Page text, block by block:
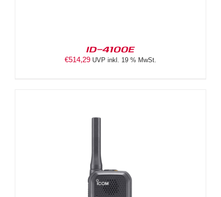
ID-4100E
€514,29 UVP inkl. 19 % MwSt.